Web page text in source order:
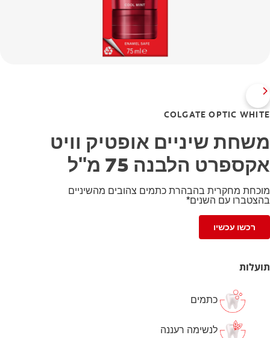
COLGATE OPTIC WHITE
משחת שיניים אופטיק וויט
אקספרט הלבנה 75 מ"ל
מוכחת מחקרית בהבהרת כתמים צהובים מהשיניים
בהצטברו עם השנים*
רכשו עכשיו
תועלות
כתמים
לנשימה רעננה